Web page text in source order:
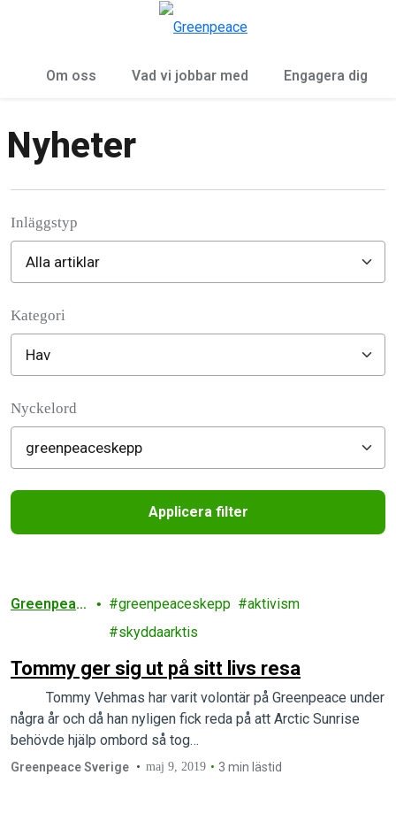
Om oss Vad vi jobbar med Engagera dig
Nyheter
Inläggstyp
Kategori
Nyckelord
Applicera filter
Greenpeac
greenpeaceskepp
aktivism
skyddaarktis
Tommy ger sig ut på sitt livs resa
Tommy Vehmas har varit volontär på Greenpeace under
några år och då han nyligen fick reda på att Arctic Sunrise
behövde hjälp ombord så tog…
Greenpeace Sverige maj 9, 2019 3 min lästid